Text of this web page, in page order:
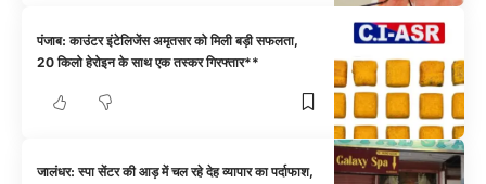
पंजाब: काउंटर इंटेलिजेंस अमृतसर को मिली बड़ी सफलता,
20 किलो हेरोइन के साथ एक तस्कर गिरफ्तार**
जालंधर: स्पा सेंटर की आड़ में चल रहे देह व्यापार का पर्दाफाश,